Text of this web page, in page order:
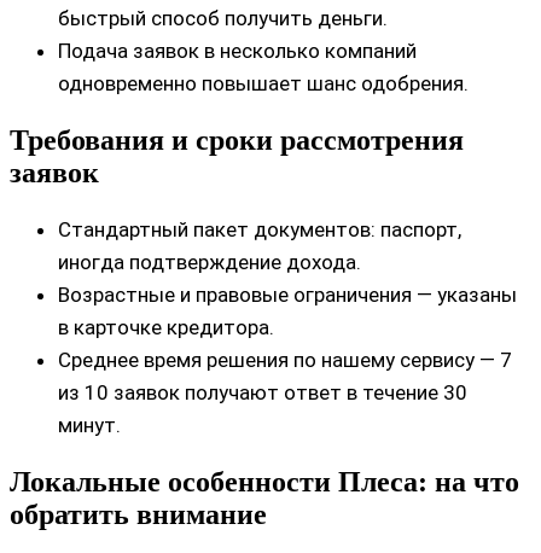
быстрый способ получить деньги.
Подача заявок в несколько компаний
одновременно повышает шанс одобрения.
Требования и сроки рассмотрения
заявок
Стандартный пакет документов: паспорт,
иногда подтверждение дохода.
Возрастные и правовые ограничения — указаны
в карточке кредитора.
Среднее время решения по нашему сервису — 7
из 10 заявок получают ответ в течение 30
минут.
Локальные особенности Плеса: на что
обратить внимание